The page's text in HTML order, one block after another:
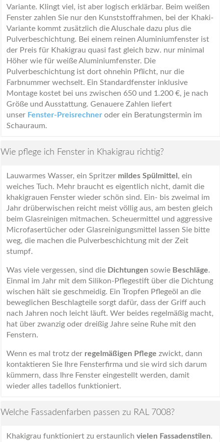
Variante. Klingt viel, ist aber logisch erklärbar. Beim weißen
Fenster zahlen Sie nur den Kunststoffrahmen, bei der Khaki-
Variante kommt zusätzlich die Aluschale dazu plus die
Pulverbeschichtung. Bei einem reinen Aluminiumfenster ist
der Preis für Khakigrau quasi fast gleich bzw. nur minimal
Höher wie für weiße Aluminiumfenster. Die
Pulverbeschichtung ist dort ohnehin Pflicht, nur die
Farbnummer wechselt. Ein Standardfenster inklusive
Montage kostet bei uns zwischen 650 und 1.200 €, je nach
Größe und Ausstattung. Genauere Zahlen liefert
unser Fenster-Preisrechner oder ein Beratungstermin im
Schauraum.
Wie pflege ich Fenster in Khakigrau richtig?
Lauwarmes Wasser, ein Spritzer mildes Spülmittel , ein
weiches Tuch. Mehr braucht es eigentlich nicht, damit die
khakigrauen Fenster wieder schön sind. Ein- bis zweimal im
Jahr drüberwischen reicht meist völlig aus, am besten gleich
beim Glasreinigen mitmachen. Scheuermittel und aggressive
Microfasertücher oder Glasreinigungsmittel lassen Sie bitte
weg, die machen die Pulverbeschichtung mit der Zeit
stumpf.
Was viele vergessen, sind die Dichtungen sowie Beschläge.
Einmal im Jahr mit dem Silikon-Pflegestift über die Dichtung
wischen hält sie geschmeidig. Ein Tropfen Pflegeöl an die
beweglichen Beschlagteile sorgt dafür, dass der Griff auch
nach Jahren noch leicht läuft. Wer beides regelmäßig macht,
hat über zwanzig oder dreißig Jahre seine Ruhe mit den
Fenstern.
Wenn es mal trotz der regelmäßigen Pflege zwickt, dann
kontaktieren Sie Ihre Fensterfirma und sie wird sich darum
kümmern, dass Ihre Fenster eingestellt werden, damit
wieder alles tadellos funktioniert.
Welche Fassadenfarben passen zu RAL 7008?
Khakigrau funktioniert zu erstaunlich vielen Fassadenstilen.